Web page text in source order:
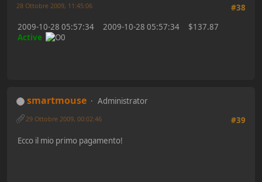
#38
28 Ottobre 2009, 11:45:06
2009-10-28 05:57:34 2009-10-28 05:57:34 $137.87
Active
smartmouse
Administrator
#39
29 Ottobre 2009, 00:02:46
Ecco il mio primo pagamento!